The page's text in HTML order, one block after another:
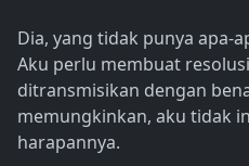
Dia, yang tidak punya apa-
Aku perlu membuat
ditransmisikan dengan
memungkinkan, aku tidak
harapannya.